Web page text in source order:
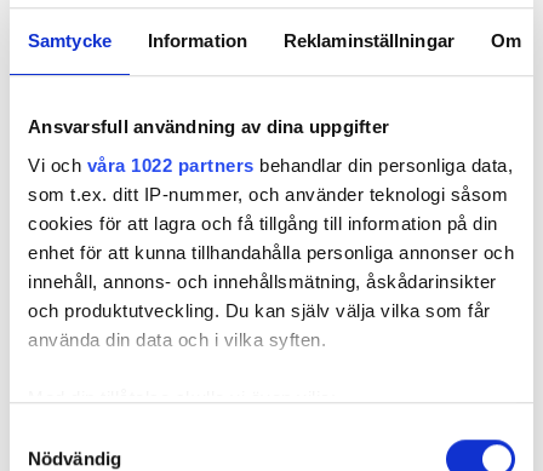
Samtycke Information Reklaminställningar Om
Ansvarsfull användning av dina uppgifter
Vi och våra 1022 partners behandlar din personliga data,
som t.ex. ditt IP-nummer, och använder teknologi såsom
cookies för att lagra och få tillgång till information på din
enhet för att kunna tillhandahålla personliga annonser och
innehåll, annons- och innehållsmätning, åskådarinsikter
och produktutveckling. Du kan själv välja vilka som får
använda din data och i vilka syften.
Med din tillåtelse skulle vi även vilja:
som kan ha en noggrannhet på upp till flera meter
Nödvändig
Bild: Mathias Hultman / Getty images (montage)
höga temperaturväxlingar gör kondens till
som görs enligt elektrikern Mathias